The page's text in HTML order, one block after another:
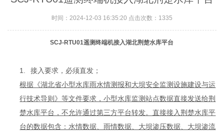
时间：2024-12-03 16:35:20 点击次数： 1335
SCJ-RTU01遥测终端机接入湖北荆楚水库平台
1.
接入要求，必须直发；
根据《湖北省小型水库雨水情测报和大坝安全监测设施建设与运
行技术导则》等文件要求，小型水库监测站点数据直接发送给荆
楚水库平台，不允许通过第三方平台转发。直接接入荆楚水库平
台的数据包含：水情数据、雨情数据、大坝渗压数据、大坝渗流